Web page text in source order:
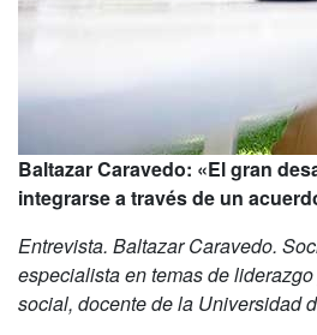
Baltazar Caravedo: «El gran
integrarse a través de un
Entrevista. Baltazar Caravedo.
especialista en temas de
social, docente de la Universidad